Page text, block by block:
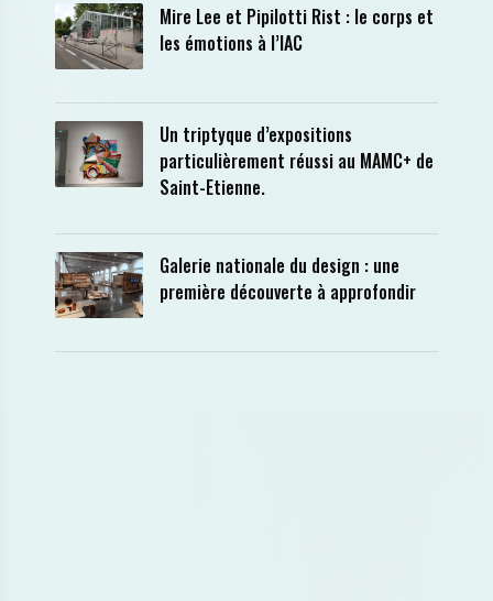
Mire Lee et Pipilotti Rist : le corps et
les émotions à l’IAC
Un triptyque d’expositions
particulièrement réussi au MAMC+ de
Saint-Etienne.
Galerie nationale du design : une
première découverte à approfondir